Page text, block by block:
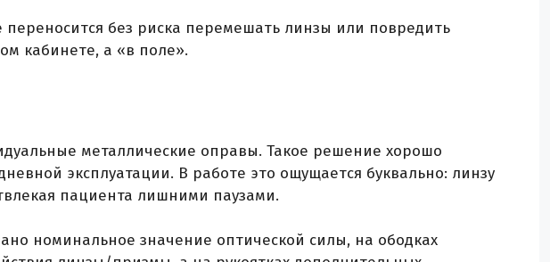
без риска перемешать линзы или повредить
кабинете, а «в поле».
металлические оправы. Такое решение хорошо
эксплуатации. В работе это ощущается буквально: линзу
пациента лишними паузами.
номинальное значение оптической силы, на ободках